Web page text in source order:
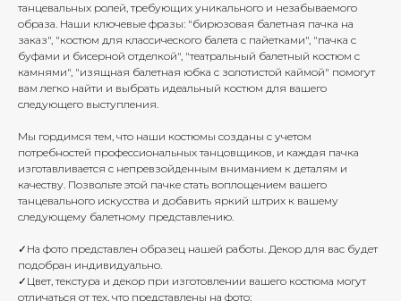
танцевальных ролей, требующих уникального и незабываемого
образа. Наши ключевые фразы: "бирюзовая балетная пачка на
заказ", "костюм для классического балета с пайетками", "пачка с
буфами и бисерной отделкой", "театральный балетный костюм с
камнями", "изящная балетная юбка с золотистой каймой" помогут
вам легко найти и выбрать идеальный костюм для вашего
следующего выступления.
Мы гордимся тем, что наши костюмы созданы с учетом
потребностей профессиональных танцовщиков, и каждая пачка
изготавливается с непревзойденным вниманием к деталям и
качеству. Позвольте этой пачке стать воплощением вашего
танцевального искусства и добавить яркий штрих к вашему
следующему балетному представлению.
✓На фото представлен образец нашей работы. Декор для вас будет
подобран индивидуально.
✓Цвет, текстура и декор при изготовлении вашего костюма могут
отличаться от тех, что представлены на фото;